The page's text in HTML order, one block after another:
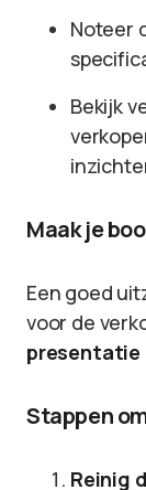
Noteer
Bekijk
Maak je
Een goed
voor de
presentatie
Stappen
Reinig